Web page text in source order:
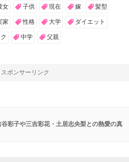
女 子供 現在 嫁 髪型
家 性格 大学 ダイエット
中学 父親
ポンサーリンク
彩子や三吉彩花・土居志央梨との熱愛の真